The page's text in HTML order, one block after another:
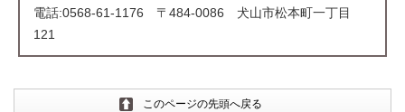
電話:0568-61-1176 〒484-0086 犬山市松本町一丁目
121
このページの先頭へ戻る